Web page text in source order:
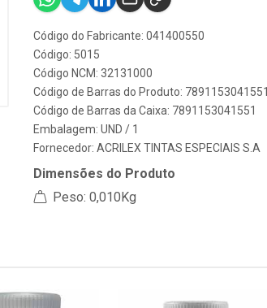
Código do Fabricante: 041400550
Código: 5015
Código NCM: 32131000
Código de Barras do Produto: 7891153041551
Código de Barras da Caixa: 7891153041551
Embalagem: UND / 1
Fornecedor: ACRILEX TINTAS ESPECIAIS S.A
Dimensões do Produto
Peso: 0,010Kg